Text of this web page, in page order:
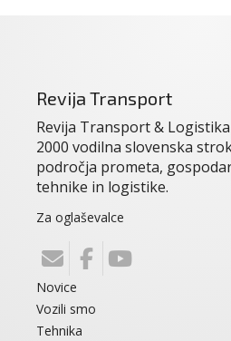
Revija Transport
Revija Transport &
2000 vodilna slovenska
področja prometa,
tehnike in logistike.
Za oglaševalce
Novice
Vozili smo
Tehnika